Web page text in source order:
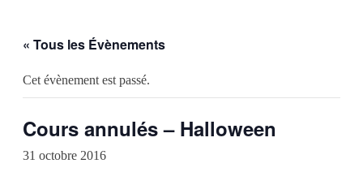
« Tous les Évènements
Cet évènement est passé.
Cours annulés – Halloween
31 octobre 2016